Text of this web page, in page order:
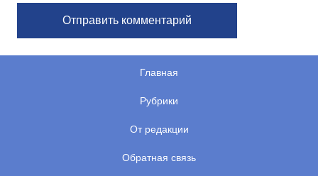
Главная
Рубрики
От редакции
Обратная связь